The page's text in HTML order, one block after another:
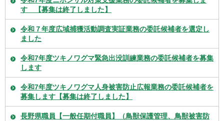
す 【募集は終了しました】
令和７年度広域捕獲活動調査実証業務の委託候補者を選定し
ました
令和7年度ツキノワグマ緊急出没訓練業務の委託候補者を募集
します
令和7年度ツキノワグマ人身被害防止広報業務の委託候補者を
募集します【募集は終了しました】
長野県職員【一般任期付職員】（鳥獣保護管理、鳥獣被害防